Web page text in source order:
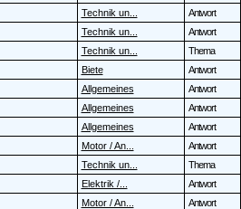
Technik un... Antwort
Technik un... Antwort
Technik un... Thema
Biete Antwort
Allgemeines Antwort
Allgemeines Antwort
Allgemeines Antwort
Motor / An... Antwort
Technik un... Thema
Elektrik /... Antwort
Motor / An... Antwort